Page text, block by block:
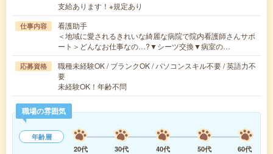
支給あります！※規定あり
仕事内容
看護助手
＜地域に愛されるきれいな綺麗な病院で院内看護師さんサポ
ート＞どんなお仕事なの…?▼シーツ交換▼病室の…
応募資格
職種未経験OK / ブランクOK / パソコンスキル不要 / 英語力不
要
未経験OK！年齢不問
職場の雰囲気
年齢層
20代
30代 40代 50代
60代